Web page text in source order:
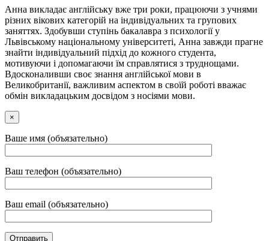
Анна викладає англійську вже три роки, працюючи з учнями
різних вікових категорій на індивідуальних та групових
заняттях. Здобувши ступінь бакалавра з психології у
Львівському національному університеті, Анна завжди прагне
знайти індивідуальний підхід до кожного студента,
мотивуючи і допомагаючи їм справлятися з труднощами.
Вдосконаливши своє знання англійської мови в
Великобританії, важливим аспектом в своїй роботі вважає
обмін викладацьким досвідом з носіями мови.
×
Ваше имя (объязательно)
Ваш телефон (объязательно)
Ваш email (объязательно)